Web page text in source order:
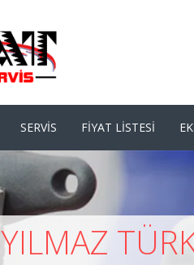
SERVIS FIYAT LISTESI
YILMAZ